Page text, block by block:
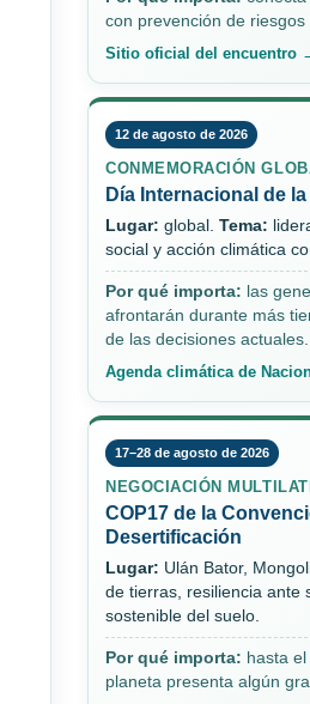
con prevención de
Sitio oficial del encuentro
12 de agosto de 2026
CONMEMORACIÓN
Día Internacional de
Lugar: global. Tema:
social y acción climática
Por qué importa: las
afrontarán durante más
de las decisiones actuales.
Agenda climática de
17–28 de agosto de 2026
NEGOCIACIÓN
COP17 de la
Desertificación
Lugar: Ulán Bator,
de tierras, resiliencia ante
sostenible del suelo.
Por qué importa: hasta
planeta presenta algún